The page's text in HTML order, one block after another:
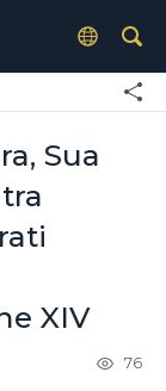
Sua
XIV
76